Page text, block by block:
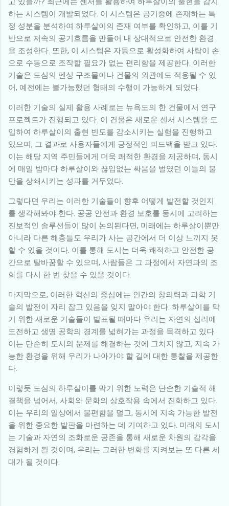
하는 시스템이 개발되었다. 이 시스템은 공기중에 존재하는 특
정 성분을 분석하여 하루살이의 존재 여부를 확인하고, 이를 기
반으로 저속의 공기흐름을 만들어 내 상대적으로 안전한 환경
을 조성한다. 또한, 이 시스템은 자동으로 활성화하여 사람이 손
으로 수동으로 조작할 필요가 없는 편리함을 제공한다. 이러한
기술은 도심의 펜싱 구조물이나 건물의 외관에도 적용될 수 있
어, 예전에는 불가능했던 형태의 수행이 가능하게 되었다.
이러한 기술의 실제 활용 사례로는 뉴욕도의 한 건물에서 연구
프로젝트가 진행되고 있다. 이 건물은 새로운 센서 시스템을 도
입하여 하루살이의 출현 빈도를 감소시키는 실험을 진행하고
있으며, 그 결과로 사용자들에게 긍정적인 피드백을 받고 있다.
이는 해당 지역 주민들에게 더욱 쾌적한 환경을 제공하며, 동시
에 매일 밤마다 하루살이와 끊임없는 싸움을 벌였던 이들의 불
만을 상쇄시키는 성과를 거두었다.
그렇다면 우리는 이러한 기술들이 향후 어떻게 발전할 것인지
를 생각해봐야 한다. 공공 안전과 환경 보호를 동시에 고려하는
진보적인 솔루션들이 많이 논의된다면, 미래에는 하루살이뿐만
아니라 다른 해충들도 우리가 사는 공간에서 더 이상 느끼지 못
할 수 있을 것이다. 이를 통해 도시는 더욱 쾌적하고 안전한 공
간으로 탈바꿈할 수 있으며, 사람들은 그 과정에서 자연과의 조
화를 다시 한 번 찾을 수 있을 것이다.
마지막으로, 이러한 혁신의 중심에는 인간의 창의력과 과학 기
술의 발전이 자리 잡고 있음을 잊지 말아야 한다. 하루살이를 막
기 위한 새로운 기술들이 발표될 때마다 우리는 자연의 섭리에
도전하고 생명 공학의 경계를 넓혀가는 과정을 목격하고 있다.
이는 단순히 도시의 문제를 해결하는 것에 그치지 않고, 지속 가
능한 환경을 위해 우리가 나아가야 할 길에 대한 통찰을 제공한
다.
이렇듯 도심의 하루살이를 막기 위한 노력은 단순한 기술적 해
결책을 넘어서, 사회와 문화의 상호작용 속에서 진화하고 있다.
이는 우리의 일상에서 불편함을 덜고, 동시에 지속 가능한 발전
을 위한 중요한 발판을 마련하는 데 기여하고 있다. 미래의 도시
는 기술과 자연의 조화로운 공존을 통해 새로운 차원의 감각을
경험하게 될 것이며, 우리는 그러한 변화를 지켜보는 또 다른 세
대가 될 것이다.